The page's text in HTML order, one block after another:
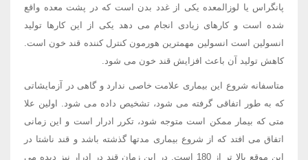
پانگراس یا لوزالمعده یکی از غدد بدن است که در پشت معده واقع
شده است و کارهای زیادی انجام می دهد یکی از این کارها تولید
انسولین است انسولین مهمترین هورمون کنترل کننده قند خون است.
کاهش تولید آن باعث افزایش قند خون می شود.
متاسفانه شروع این بیماری علامت خاصی ندارد و گاهی در آزمایشاتی
که به طور اتفاقی گرفته می شود، تشخیص داده می شود. اولین علا
متی که بیمار ممکن است متوجه شود، تکرر ادرار است و این زمانی
اتفاق می افتد که از شروع بیماری مدتها گذشته باشد و قند ناشتا در
این موقع بالا تر از 180 است. در این زمان قند در ادرار نیز دیده می